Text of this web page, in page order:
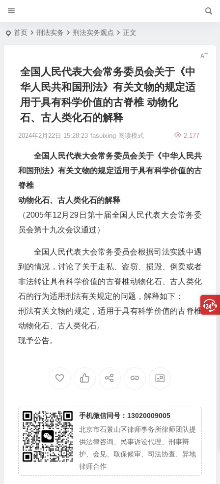
首页 刑法实务 刑法实务观点 正文
全国人民代表大会常务委员会关于《中
华人民共和国刑法》有关文物的规定适
用于具有科学价值的古脊椎 动物化
石、古人类化石的解释
2024年2月22日 15:28:23 fasuixing 2,177
阅读模式
全国人民代表大会常务委员会关于《中华人民共
和国刑法》有关文物的规定适用于具有科学价值的古
脊椎
动物化石、古人类化石的解释
（2005年12月29日第十届全国人民代表大会常务委
员会第十九次会议通过）
全国人民代表大会常务委员会根据司法实践中遇
到的情况，讨论了关于走私、盗窃、损毁、倒卖或者
非法转让具有科学价值的古脊椎动物化石、古人类化
石的行为适用刑法有关规定的问题，解释如下：
刑法有关文物的规定，适用于具有科学价值的古脊椎
动物化石、古人类化石。
现予公告。
手机微信同号：13020009005
北京市石景山区律师事务所律师团队提
供法律咨询、民事诉讼代理、刑事辩
护、会见、取保候审、司法协查、异地
律师合作